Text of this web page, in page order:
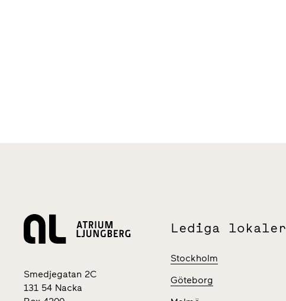
Smedjegatan 2C
131 54 Nacka
Lediga lokaler
Stockholm
Göteborg